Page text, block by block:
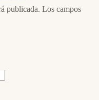
publicada. Los campos